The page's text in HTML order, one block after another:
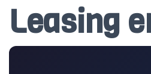
Leasing